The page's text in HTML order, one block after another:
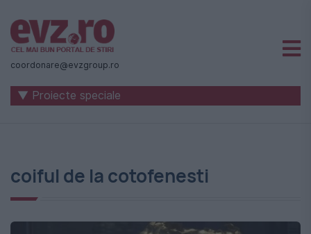
Știri
naționale
internaționale
-
Evenimentul
Zilei
coordonare@evzgroup.ro
▼ Proiecte speciale
coiful de la cotofenesti